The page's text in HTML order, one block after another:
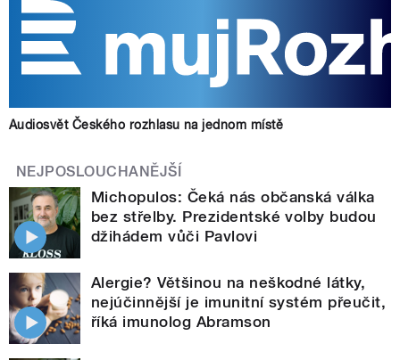
Audiosvět Českého rozhlasu na jednom místě
NEJPOSLOUCHANĚJŠÍ
Michopulos: Čeká nás občanská válka
bez střelby. Prezidentské volby budou
džihádem vůči Pavlovi
Alergie? Většinou na neškodné látky,
nejúčinnější je imunitní systém přeučit,
říká imunolog Abramson